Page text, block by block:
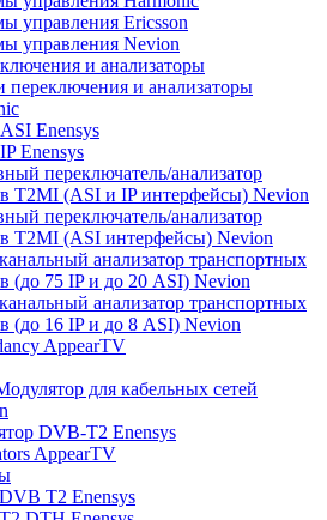
управления Ericsson
управления Nevion
и анализаторы
переключения и анализаторы
Enensys
Enensys
переключатель/анализатор
T2MI (ASI и IP интерфейсы) Nevion
переключатель/анализатор
T2MI (ASI интерфейсы) Nevion
анализатор транспортных
(до 75 IP и до 20 ASI) Nevion
анализатор транспортных
(до 16 IP и до 8 ASI) Nevion
AppearTV
для кабельных сетей
DVB-T2 Enensys
AppearTV
T2 Enensys